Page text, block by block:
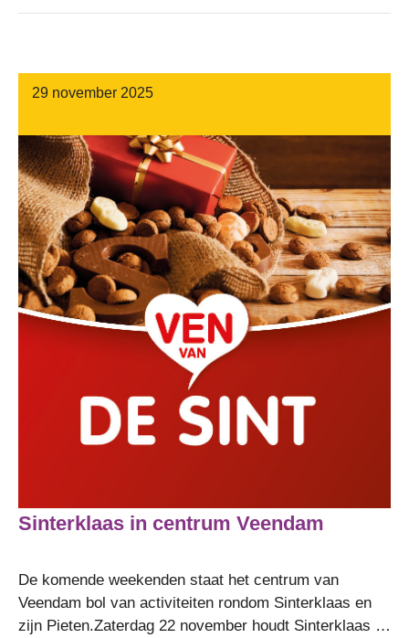
29 november 2025
Sinterklaas in centrum Veendam
De komende weekenden staat het centrum van
Veendam bol van activiteiten rondom Sinterklaas en
zijn Pieten.Zaterdag 22 november houdt Sinterklaas …